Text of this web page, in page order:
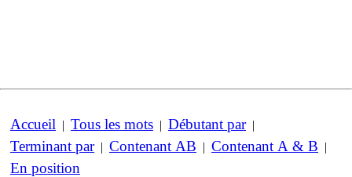
Accueil | Tous les mots | Débutant par|
Terminant par| Contenant AB | Contenant A & B |
En position